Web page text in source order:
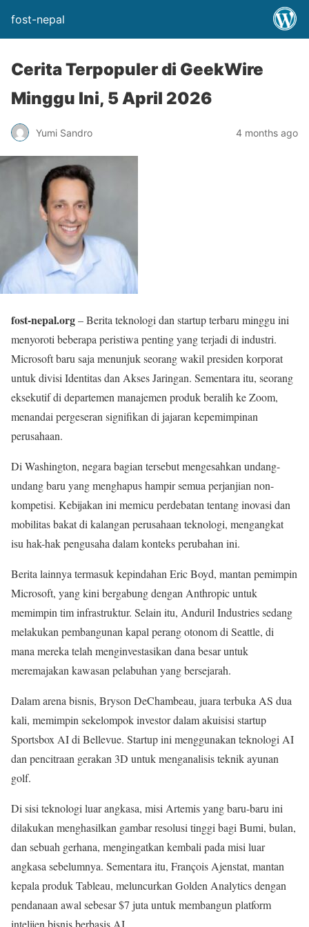
fost-nepal
Cerita Terpopuler di GeekWire
Minggu Ini, 5 April 2026
Yumi Sandro 4 months ago
fost-nepal.org– Berita teknologi dan startup terbaru minggu ini
menyoroti beberapa peristiwa penting yang terjadi di industri.
Microsoft baru saja menunjuk seorang wakil presiden korporat
untuk divisi Identitas dan Akses Jaringan. Sementara itu, seorang
eksekutif di departemen manajemen produk beralih ke Zoom,
menandai pergeseran signifikan di jajaran kepemimpinan
perusahaan.
Di Washington, negara bagian tersebut mengesahkan undang-
undang baru yang menghapus hampir semua perjanjian non-
kompetisi. Kebijakan ini memicu perdebatan tentang inovasi dan
mobilitas bakat di kalangan perusahaan teknologi, mengangkat
isu hak-hak pengusaha dalam konteks perubahan ini.
Berita lainnya termasuk kepindahan Eric Boyd, mantan pemimpin
Microsoft, yang kini bergabung dengan Anthropic untuk
memimpin tim infrastruktur. Selain itu, Anduril Industries sedang
melakukan pembangunan kapal perang otonom di Seattle, di
mana mereka telah menginvestasikan dana besar untuk
meremajakan kawasan pelabuhan yang bersejarah.
Dalam arena bisnis, Bryson DeChambeau, juara terbuka AS dua
kali, memimpin sekelompok investor dalam akuisisi startup
Sportsbox AI di Bellevue. Startup ini menggunakan teknologi AI
dan pencitraan gerakan 3D untuk menganalisis teknik ayunan
golf.
Di sisi teknologi luar angkasa, misi Artemis yang baru-baru ini
dilakukan menghasilkan gambar resolusi tinggi bagi Bumi, bulan,
dan sebuah gerhana, mengingatkan kembali pada misi luar
angkasa sebelumnya. Sementara itu, François Ajenstat, mantan
kepala produk Tableau, meluncurkan Golden Analytics dengan
pendanaan awal sebesar $7 juta untuk membangun platform
intelijen bisnis berbasis AI.